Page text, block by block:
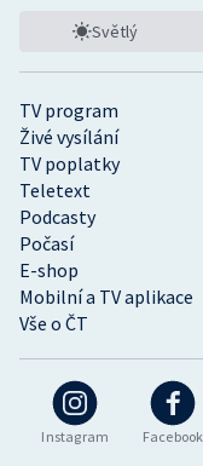
Instagram Facebook
TV program
Živé vysílání
TV poplatky
Teletext
Podcasty
Počasí
E-shop
Mobilní a TV aplikace
Vše o ČT
Světlý